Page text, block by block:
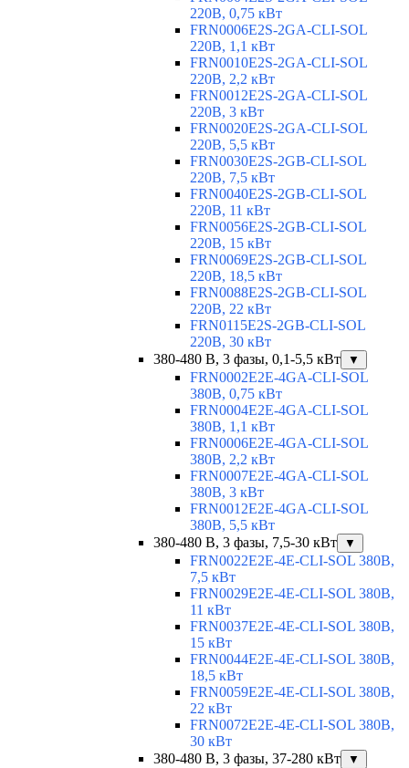
220В, 0,75 кВт
FRN0006E2S-2GA-CLI-SOL
220В, 1,1 кВт
FRN0010E2S-2GA-CLI-SOL
220В, 2,2 кВт
FRN0012E2S-2GA-CLI-SOL
220В, 3 кВт
FRN0020E2S-2GA-CLI-SOL
220В, 5,5 кВт
FRN0030E2S-2GB-CLI-SOL
220В, 7,5 кВт
FRN0040E2S-2GB-CLI-SOL
220В, 11 кВт
FRN0056E2S-2GB-CLI-SOL
220В, 15 кВт
FRN0069E2S-2GB-CLI-SOL
220В, 18,5 кВт
FRN0088E2S-2GB-CLI-SOL
220В, 22 кВт
FRN0115E2S-2GB-CLI-SOL
220В, 30 кВт
380-480 В, 3 фазы, 0,1-5,5 кВт
▼
FRN0002E2E-4GA-CLI-SOL
380В, 0,75 кВт
FRN0004E2E-4GA-CLI-SOL
380В, 1,1 кВт
FRN0006E2E-4GA-CLI-SOL
380В, 2,2 кВт
FRN0007E2E-4GA-CLI-SOL
380В, 3 кВт
FRN0012E2E-4GA-CLI-SOL
380В, 5,5 кВт
380-480 В, 3 фазы, 7,5-30 кВт
▼
FRN0022E2E-4E-CLI-SOL 380В,
7,5 кВт
FRN0029E2E-4E-CLI-SOL 380В,
11 кВт
FRN0037E2E-4E-CLI-SOL 380В,
15 кВт
FRN0044E2E-4E-CLI-SOL 380В,
18,5 кВт
FRN0059E2E-4E-CLI-SOL 380В,
22 кВт
FRN0072E2E-4E-CLI-SOL 380В,
30 кВт
380-480 В, 3 фазы, 37-280 кВт
▼